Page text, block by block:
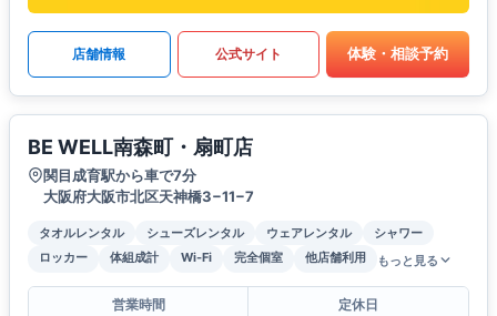
店舗情報 公式サイト 体験・相談予約
BE WELL南森町・扇町店
関目成育駅から車で7分
大阪府大阪市北区天神橋3−11−7
タオルレンタル シューズレンタル ウェアレンタル
シャワー
ロッカー
体組成計 Wi-Fi 完全個室 他店舗利用 もっと見る
営業時間
定休日